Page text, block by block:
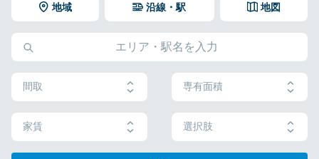
地域 地図
沿線・駅
間取 専有面積
家賃 選択肢